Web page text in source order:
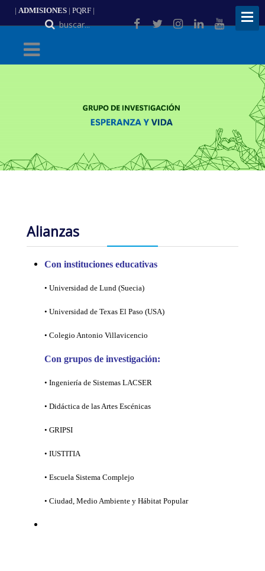
| ADMISIONES | PQRF |
ES
Alianzas
Con instituciones educativas
• Universidad de Lund (Suecia)
• Universidad de Texas El Paso (USA)
• Colegio Antonio Villavicencio
Con grupos de investigación:
• Ingeniería de Sistemas LACSER
• Didáctica de las Artes Escénicas
• GRIPSI
• IUSTITIA
• Escuela Sistema Complejo
• Ciudad, Medio Ambiente y Hábitat Popular